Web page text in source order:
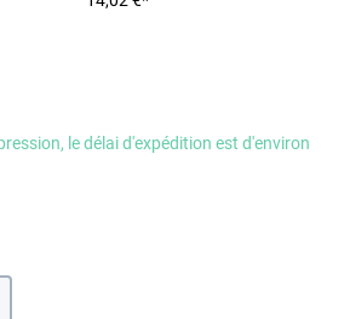
le délai d'expédition est d'environ